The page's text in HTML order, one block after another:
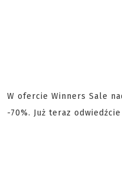
W ofercie Winners Sale
-70%. Już teraz